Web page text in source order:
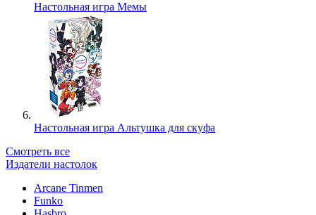
Настольная игра Мемы
Настольная игра Альтушка для скуфа
Смотреть все
Издатели настолок
Arcane Tinmen
Funko